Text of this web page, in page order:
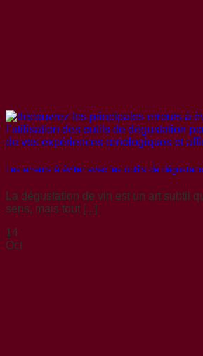
Les erreurs à éviter avec les outils de
La dégustation de vin est un art subtil
sens, mais tout [...]
14
Oct